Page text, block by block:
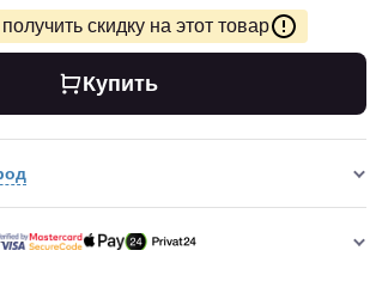
скидку на этот товар
Купить